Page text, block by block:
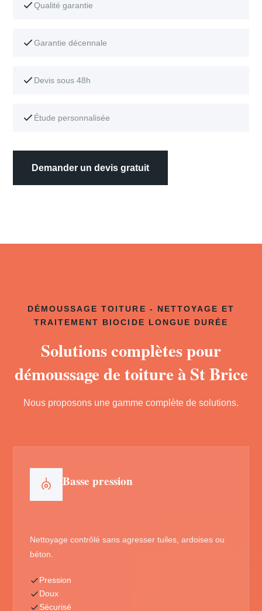
Qualité garantie
Garantie décennale
Devis sous 48h
Étude personnalisée
Demander un devis gratuit
DÉMOUSSAGE TOITURE - NETTOYAGE ET
TRAITEMENT BIOCIDE LONGUE DURÉE
Solutions complètes pour
démoussage de toiture à St Brice
Nous proposons une gamme complète de solutions.
Basse pression
Nettoyage contrôlé sans agresser tuiles, ardoises ou
béton.
Pression
Doux
Sécurisé